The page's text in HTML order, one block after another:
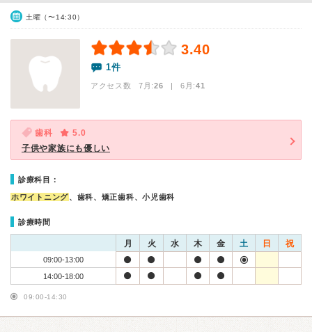
土曜（〜14:30）
3.40
1件
アクセス数 7月:26 | 6月:41
歯科
5.0
子供や家族にも優しい
診療科目：
ホワイトニング、歯科、矯正歯科、小児歯科
診療時間
月 火 水 木 金 土 日 祝
09:00-13:00
14:00-18:00
09:00-14:30